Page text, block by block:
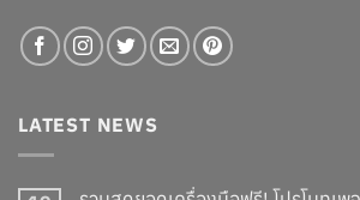
LATEST NEWS